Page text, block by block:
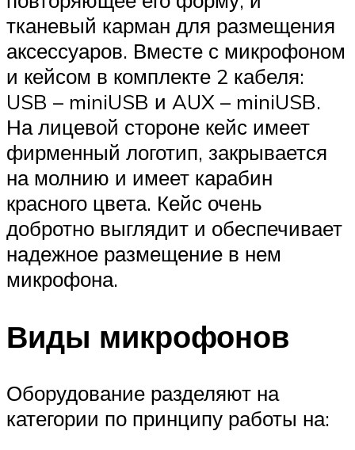
тканевый карман для размещения
аксессуаров. Вместе с микрофоном
и кейсом в комплекте 2 кабеля:
USB – miniUSB и AUX – miniUSB.
На лицевой стороне кейс имеет
фирменный логотип, закрывается
на молнию и имеет карабин
красного цвета. Кейс очень
добротно выглядит и обеспечивает
надежное размещение в нем
микрофона.
Виды микрофонов
Оборудование разделяют на
категории по принципу работы на: